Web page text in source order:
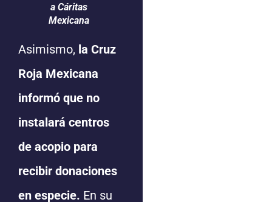
a Cáritas
Mexicana
Asimismo, la Cruz
Roja Mexicana
informó que no
instalará centros
de acopio para
recibir donaciones
en especie. En su